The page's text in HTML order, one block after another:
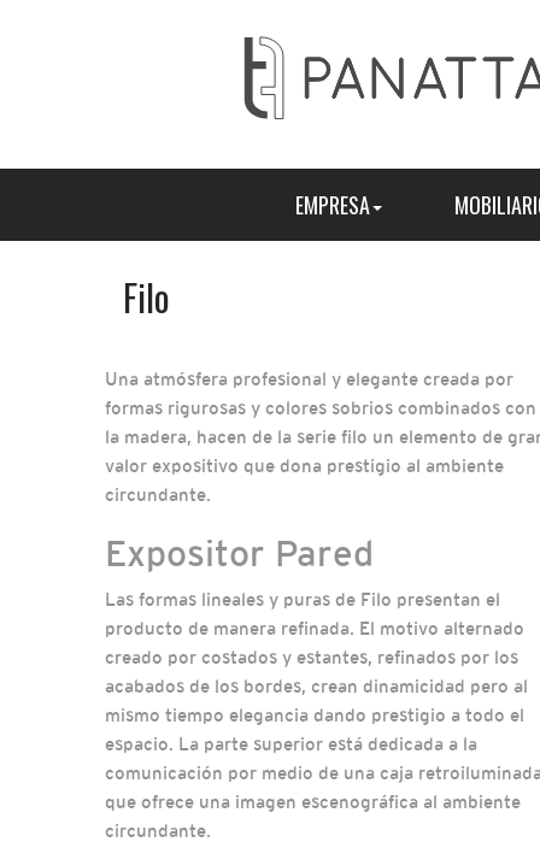
EMPRESA
Filo
Una atmósfera profesional y elegante creada por
formas rigurosas y colores sobrios combinados con
la madera, hacen de la serie filo un elemento de
valor expositivo que dona prestigio al ambiente
circundante.
Expositor Pared
Las formas lineales y puras de Filo presentan el
producto de manera refinada. El motivo alternado
creado por costados y estantes, refinados por los
acabados de los bordes, crean dinamicidad pero al
mismo tiempo elegancia dando prestigio a todo el
espacio. La parte superior está dedicada a la
comunicación por medio de una caja retroiluminada
que ofrece una imagen escenográfica al ambiente
circundante.